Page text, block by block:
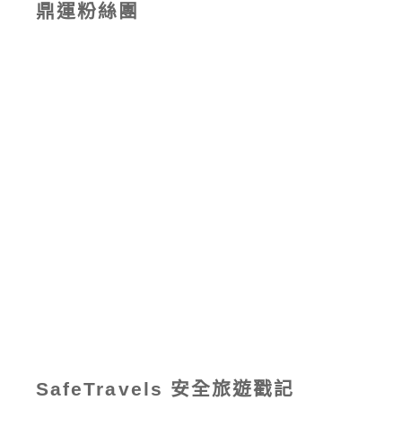
鼎運粉絲團
SafeTravels 安全旅遊戳記